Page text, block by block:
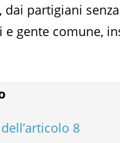
dai partigiani
gente comune,
8